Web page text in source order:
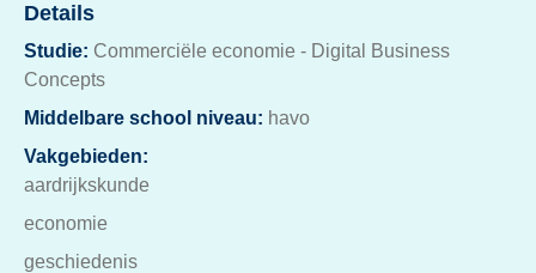
Details
Studie: Commerciële economie - Digital Business
Concepts
Middelbare school niveau: havo
Vakgebieden:
aardrijkskunde
economie
geschiedenis